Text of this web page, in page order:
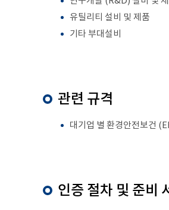
유틸리티 설비 및 제품
기타 부대설비
관련 규격
대기업 별 환경안전보건
인증 절차 및 준비